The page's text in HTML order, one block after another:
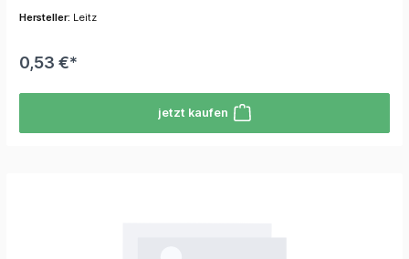
Hersteller: Leitz
0,53 €*
jetzt kaufen